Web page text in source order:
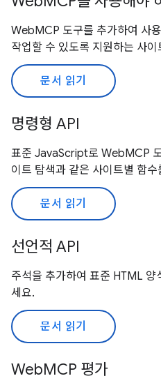
WebMCP 도구를 추가하여 사
작업할 수 있도록 지원하는 사
문서 읽기
명령형 API
표준 JavaScript로 WebMCP
이트 탐색과 같은 사이트별 함
문서 읽기
선언적 API
주석을 추가하여 표준 HTML
세요.
문서 읽기
WebMCP 평가